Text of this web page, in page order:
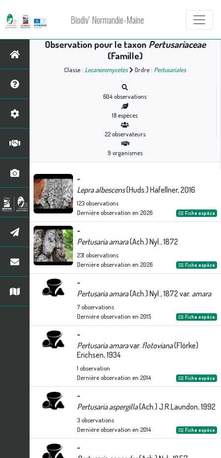
Biodiv' Normandie-Maine
Observation pour le taxon Pertusariaceae
(Famille)
Classe : Lecanoromycetes Ordre : Pertusariales
604observations
18espèces
22observateurs
9 organismes
-
Lepra albescens(Huds.) Hafellner, 2016
123observations
Dernière observation en 2026 Fiche espèce
-
Pertusaria amara(Ach.) Nyl., 1872
231 observations
Dernière observation en 2026 Fiche espèce
-
Pertusaria amara(Ach.) Nyl., 1872 var. amara
7observations
Dernière observation en 2015 Fiche espèce
-
Pertusaria amaravar. flotoviana(Flörke)
Erichsen, 1934
1 observation
Dernière observation en 2014 Fiche espèce
-
Pertusaria aspergilla(Ach.) J.R.Laundon, 1992
3observations
Dernière observation en 2014 Fiche espèce
-